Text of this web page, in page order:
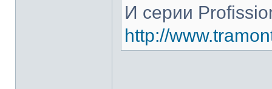
И серии
http://